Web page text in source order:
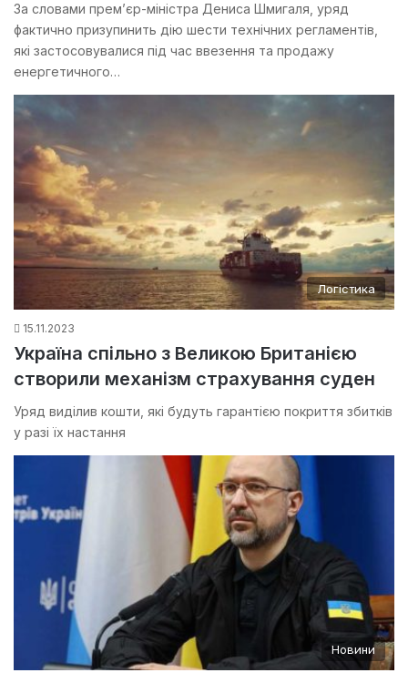
За словами прем’єр-міністра Дениса Шмигаля, уряд
фактично призупинить дію шести технічних регламентів,
які застосовувалися під час ввезення та продажу
енергетичного…
Логістика
15.11.2023
Україна спільно з Великою Британією
створили механізм страхування суден
Уряд виділив кошти, які будуть гарантією покриття збитків
у разі їх настання
Новини